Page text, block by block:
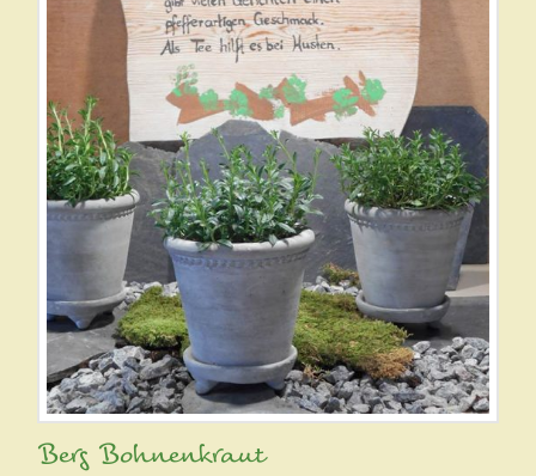
Berg Bohnenkraut